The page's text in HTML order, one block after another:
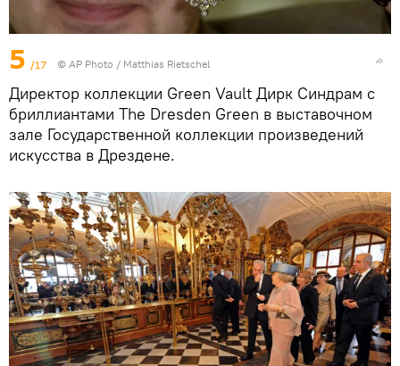
5 /17 © AP Photo / Matthias Rietschel
Директор коллекции Green Vault Дирк Синдрам с
бриллиантами The Dresden Green в выставочном
зале Государственной коллекции произведений
искусства в Дрездене.